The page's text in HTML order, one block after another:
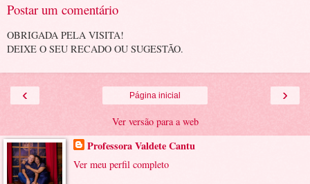
Postar um comentário
OBRIGADA PELA VISITA!
DEIXE O SEU RECADO OU SUGESTÃO.
‹ ›
Página inicial
Ver versão para a web
Professora Valdete Cantu
Ver meu perfil completo